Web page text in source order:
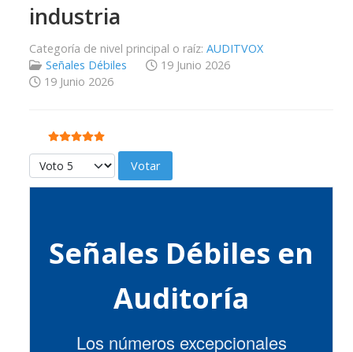
industria
Categoría de nivel principal o raíz: AUDITVOX
Señales Débiles
19 Junio 2026
19 Junio 2026
Ratio:5/5
Por favor, vote
Señales Débiles en
Auditoría
Los números excepcionales